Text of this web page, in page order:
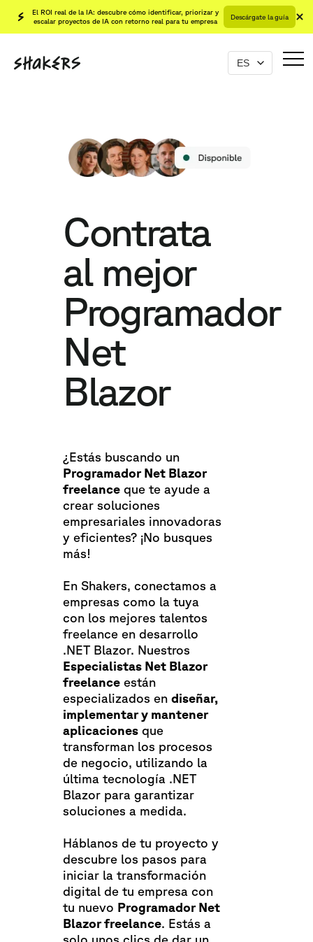
El ROI real de la IA: descubre cómo identificar, priorizar y
escalar proyectos de IA con retorno real para tu empresa
Descárgate la guía
Contrata
al mejor
Programador
Net
Blazor
¿Estás buscando un
Programador Net Blazor
freelance que te ayude a
crear soluciones
empresariales innovadoras
y eficientes? ¡No busques
más!
En Shakers, conectamos a
empresas como la tuya
con los mejores talentos
freelance en desarrollo
.NET Blazor. Nuestros
Especialistas Net Blazor
freelance están
especializados en diseñar,
implementar y mantener
aplicaciones que
transforman los procesos
de negocio, utilizando la
última tecnología .NET
Blazor para garantizar
soluciones a medida.
Háblanos de tu proyecto y
descubre los pasos para
iniciar la transformación
digital de tu empresa con
tu nuevo Programador Net
Blazor freelance. Estás a